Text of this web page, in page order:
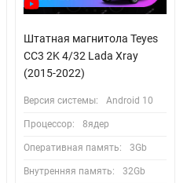
Штатная магнитола Teyes
CC3 2K 4/32 Lada Xray
(2015-2022)
Версия системы: Android 10
Процессор: 8ядер
Оперативная память: 3Gb
Внутренняя память: 32Gb